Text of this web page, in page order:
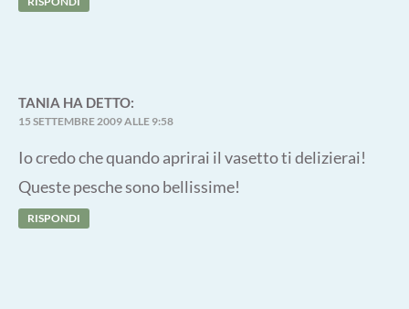
TANIA HA DETTO:
15 SETTEMBRE 2009 ALLE 9:58
Io credo che quando aprirai il vasetto ti delizierai!
Queste pesche sono bellissime!
RISPONDI